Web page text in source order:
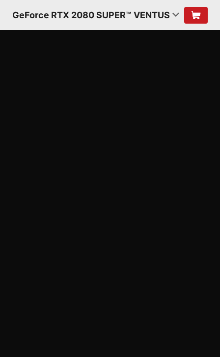
GeForce RTX 2080 SUPER™ VENTUS